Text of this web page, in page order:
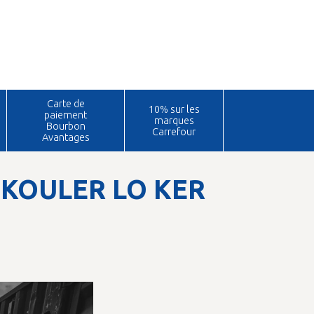
Carte de
paiement
Bourbon
Avantages
10% sur les
marques
Carrefour
LO KER